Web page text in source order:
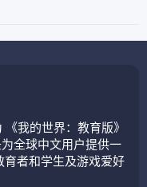
我的世界：教育版》
全球中文用户提供一
者和学生及游戏爱好